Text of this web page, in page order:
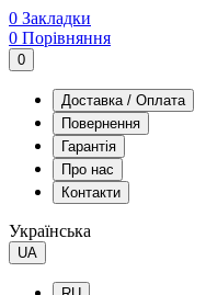
0 Закладки
0 Порівняння
0
Доставка / Оплата
Повернення
Гарантія
Про нас
Контакти
Українська
UA